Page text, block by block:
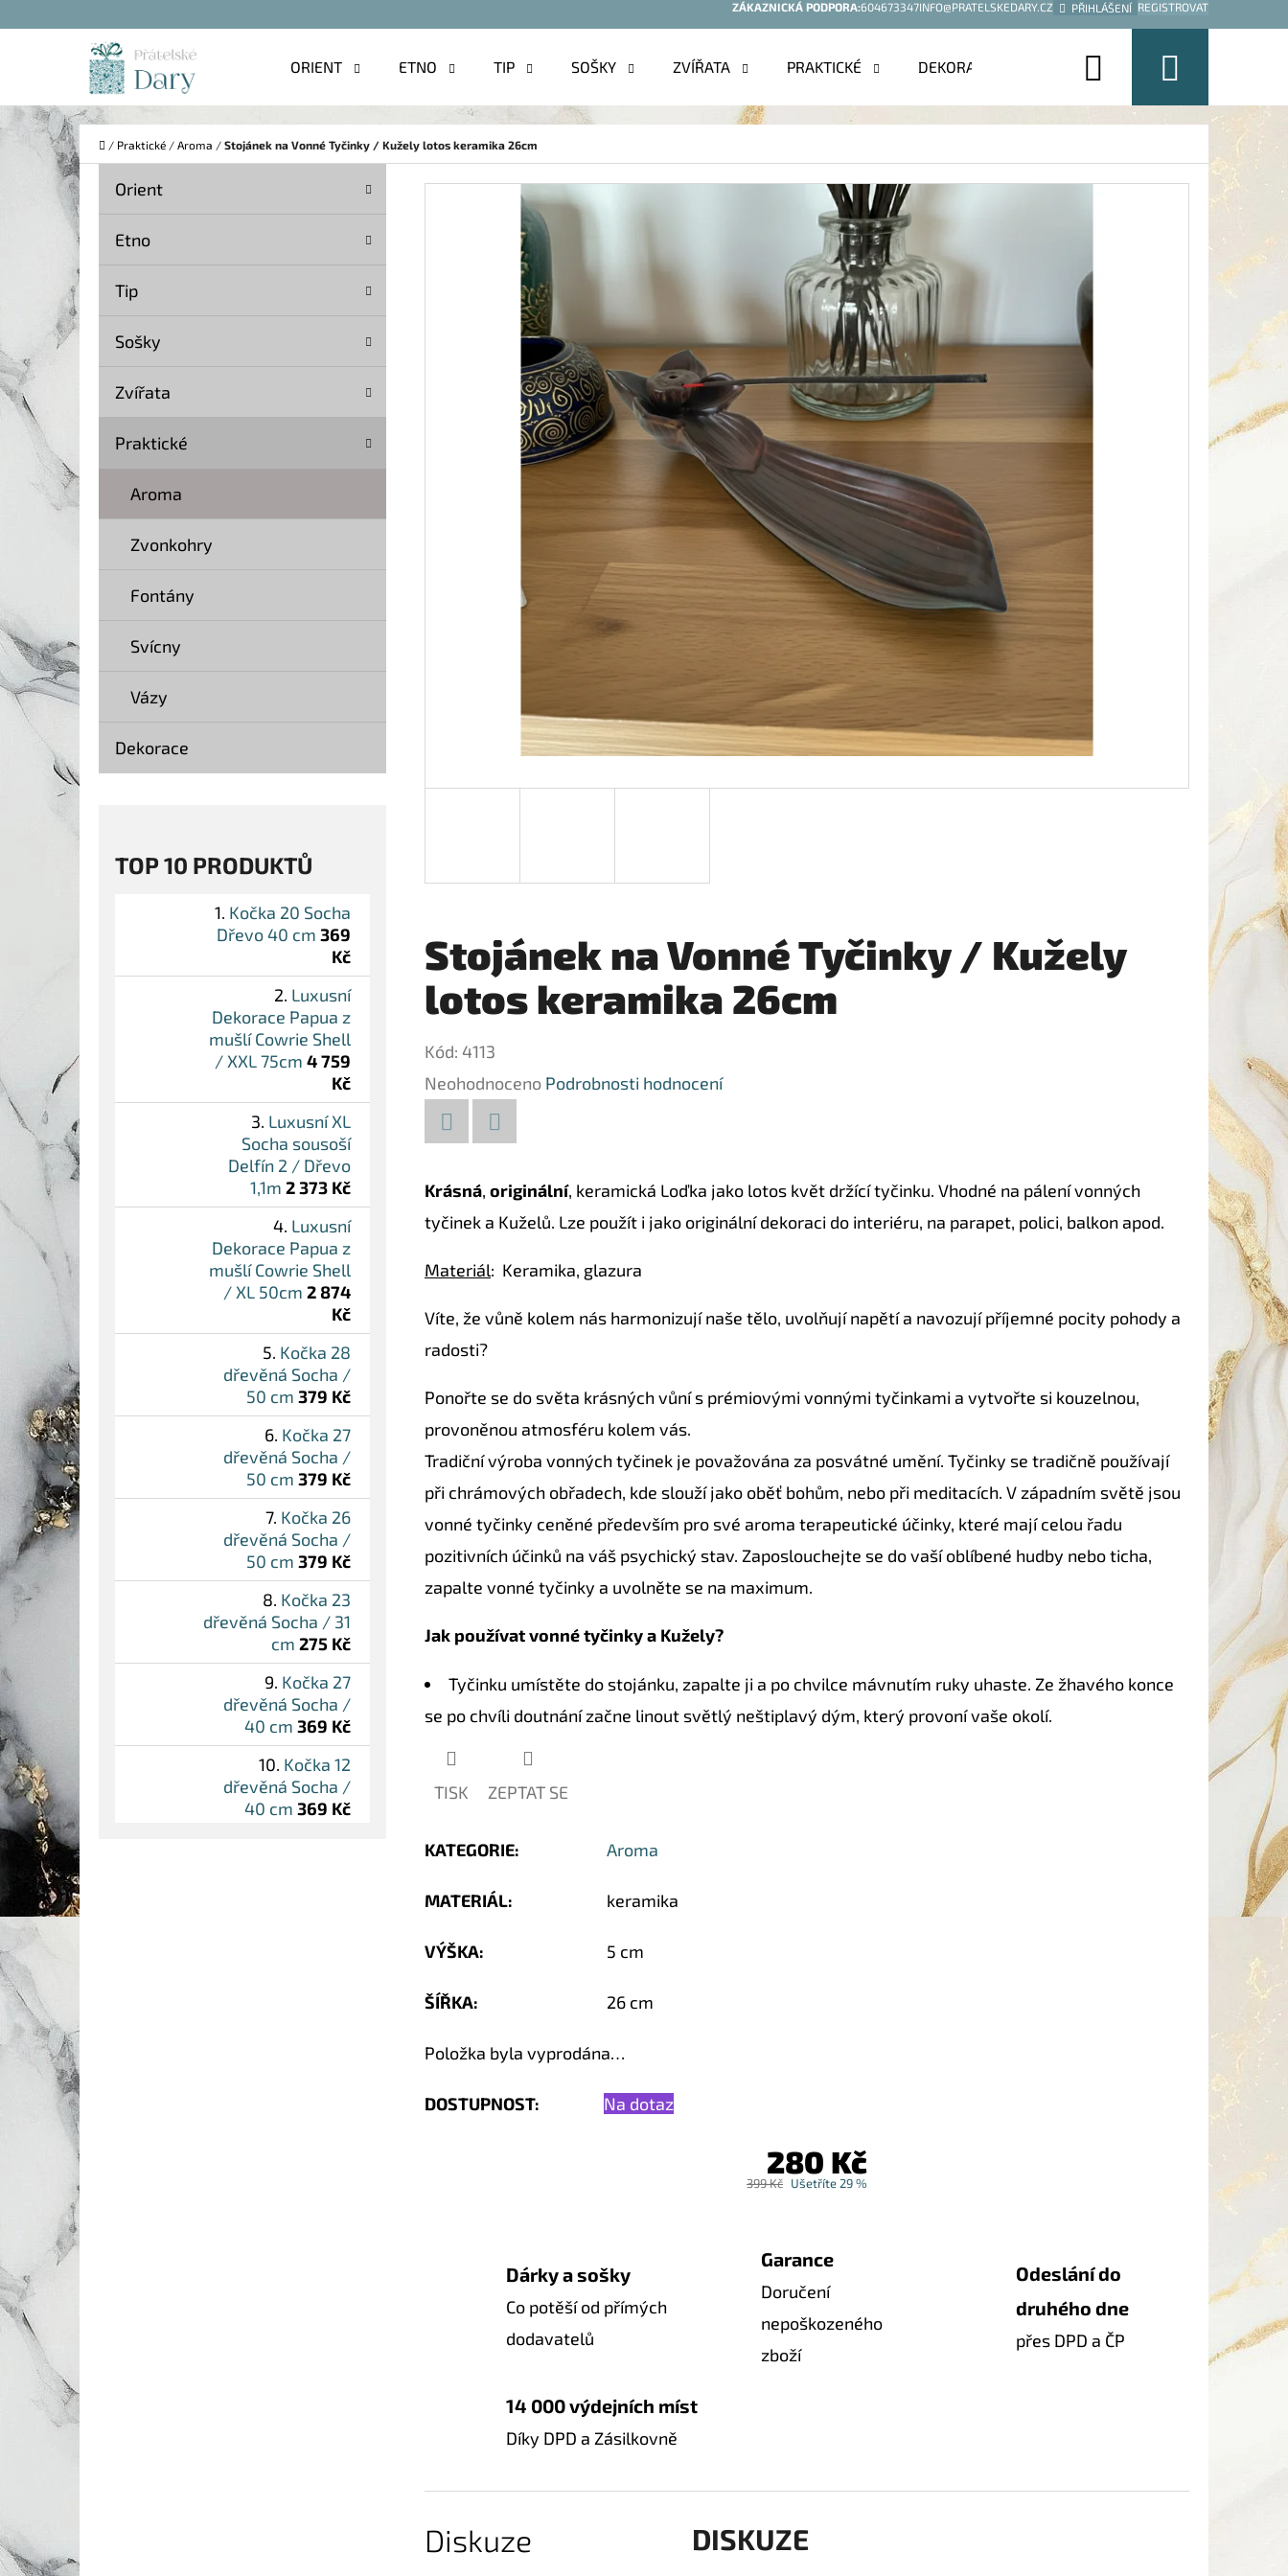
ZÁKAZNICKÁ PODPORA:604673347INFO@PRATELSKEDARY.CZ PŘIHLÁŠENÍ REGISTROVAT
ORIENT ETNO TIP SOŠKY ZVÍŘATA PRAKTICKÉ DEKORACE Hledat
košík
Domů
/ Praktické / Aroma / Stojánek na Vonné Tyčinky / Kužely lotos keramika 26cm
P
O
S
T
A
N
Přeskočit
Orient
Etno
Tip
Sošky
Zvířata
Praktické
Aroma
Zvonkohry
Fontány
Svícny
Vázy
Dekorace
TOP 10 PRODUKTŮ
Kočka 20 Socha
Dřevo 40 cm 369
Kč
Luxusní
Dekorace Papua z
mušlí Cowrie Shell
/ XXL 75cm 4 759
Kč
Luxusní XL
Socha sousoší
Delfín 2 / Dřevo
1,1m 2 373 Kč
Luxusní
Dekorace Papua z
mušlí Cowrie Shell
/ XL 50cm 2 874
Kč
Kočka 28
dřevěná Socha /
50 cm 379 Kč
Kočka 27
dřevěná Socha /
50 cm 379 Kč
Kočka 26
dřevěná Socha /
50 cm 379 Kč
Kočka 23
dřevěná Socha / 31
cm 275 Kč
Kočka 27
dřevěná Socha /
40 cm 369 Kč
Kočka 12
dřevěná Socha /
40 cm 369 Kč
Stojánek na Vonné Tyčinky / Kužely
lotos keramika 26cm
Kód: 4113
Průměrné
hodnocení
produktu
5
Neohodnoceno Podrobnosti hodnocení
Krásná, originální, keramická Loďka jako lotos květ držící tyčinku. Vhodné na pálení vonných
tyčinek a Kuželů. Lze použít i jako originální dekoraci do interiéru, na parapet, polici, balkon apod.
Materiál: Keramika, glazura
Víte, že vůně kolem nás harmonizují naše tělo, uvolňují napětí a navozují příjemné pocity pohody a
radosti?
Ponořte se do světa krásných vůní s prémiovými vonnými tyčinkami a vytvořte si kouzelnou,
provoněnou atmosféru kolem vás.
Tradiční výroba vonných tyčinek je považována za posvátné umění. Tyčinky se tradičně používají
při chrámových obřadech, kde slouží jako oběť bohům, nebo při meditacích. V západním světě jsou
vonné tyčinky ceněné především pro své aroma terapeutické účinky, které mají celou řadu
pozitivních účinků na váš psychický stav. Zaposlouchejte se do vaší oblíbené hudby nebo ticha,
zapalte vonné tyčinky a uvolněte se na maximum.
Jak používat vonné tyčinky a Kužely?
Tyčinku umístěte do stojánku, zapalte ji a po chvilce mávnutím ruky uhaste. Ze žhavého konce
se po chvíli doutnání začne linout světlý neštiplavý dým, který provoní vaše okolí.
TISK ZEPTAT SE
KATEGORIE: Aroma
MATERIÁL: keramika
VÝŠKA: 5 cm
ŠÍŘKA: 26 cm
Položka byla vyprodána…
DOSTUPNOST: Na dotaz
280 Kč
399 Kč Ušetříte 29 %
Dárky a sošky
Co potěší od přímých
dodavatelů
Garance
Doručení
nepoškozeného
zboží
Odeslání do
druhého dne
přes DPD a ČP
14 000 výdejních míst
Díky DPD a Zásilkovně
Diskuze DISKUZE
Í
K
Zpět
obchodu
Zpět
obchodu
CO POTŘEBUJETE NAJÍT?
DOPORUČUJEME
KOČKA 20 SOCHA DŘEVO 40 CM
Původně: 499 Kč
LUXUSNÍ DEKORACE PAPUA Z MUŠLÍ
LUXUSNÍ XL SOCHA SOUSOŠÍ DELFÍN 2 /
DŘEVO 1,1M
2 373 Kč
Původně: 3 490 Kč